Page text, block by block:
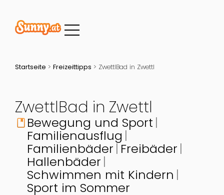
Startseite > Freizeittipps > ZwettlBad in Zwettl
ZwettlBad in Zwettl
book Bewegung und Sport
Familienausflug
Familienbäder Freibäder
Hallenbäder
Schwimmen mit Kindern
Sport im Sommer